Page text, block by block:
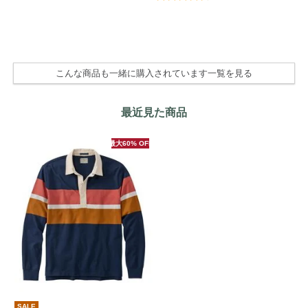
こんな商品も一緒に購入されています一覧を見る
最近見た商品
最大60% OFF
SALE